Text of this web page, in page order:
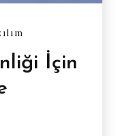
İçin